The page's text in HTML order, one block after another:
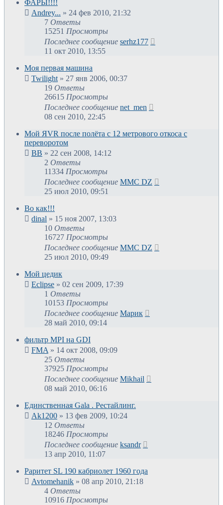
ФАРЫ!!!!
Andrey... » 24 фев 2010, 21:32
7 Ответы
15251 Просмотры
Последнее сообщение serhz177
11 окт 2010, 13:55
Моя первая машина
Twilight » 27 янв 2006, 00:37
19 Ответы
26615 Просмотры
Последнее сообщение net_men
08 сен 2010, 22:45
Мой ЯVR после полёта с 12 метрового откоса с
переворотом
ВВ » 22 сен 2008, 14:12
2 Ответы
11334 Просмотры
Последнее сообщение MMC DZ
25 июл 2010, 09:51
Во как!!!
dinal » 15 ноя 2007, 13:03
10 Ответы
16727 Просмотры
Последнее сообщение MMC DZ
25 июл 2010, 09:49
Мой цедик
Eclipse » 02 сен 2009, 17:39
1 Ответы
10153 Просмотры
Последнее сообщение Марик
28 май 2010, 09:14
фильтр MPI на GDI
FMA » 14 окт 2008, 09:09
25 Ответы
37925 Просмотры
Последнее сообщение Mikhail
08 май 2010, 06:16
Единственная Gala . Рестайлинг.
Ak1200 » 13 фев 2009, 10:24
12 Ответы
18246 Просмотры
Последнее сообщение ksandr
13 апр 2010, 11:07
Раритет SL 190 кабриолет 1960 года
Avtomehanik » 08 апр 2010, 21:18
4 Ответы
10916 Просмотры